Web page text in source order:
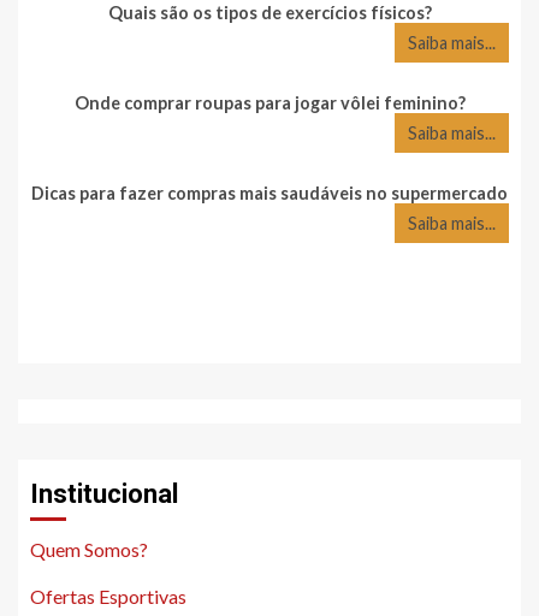
Quais são os tipos de exercícios físicos?
Saiba mais...
Onde comprar roupas para jogar vôlei feminino?
Saiba mais...
Dicas para fazer compras mais saudáveis no supermercado
Saiba mais...
Institucional
Quem Somos?
Ofertas Esportivas